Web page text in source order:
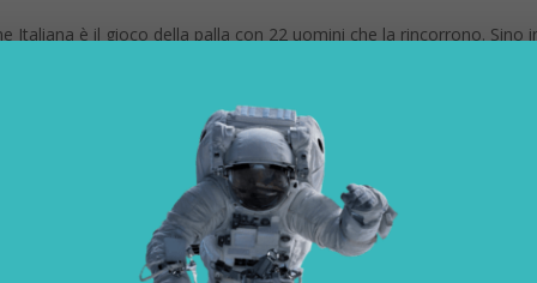
Italiana è il gioco della palla con 22 uomini che la rincorrono. Sino
da parte della Juventus raccoglie 2.820 Retweet e 7.941 Mi
pic.twitter.com/TGLm6LB6kC